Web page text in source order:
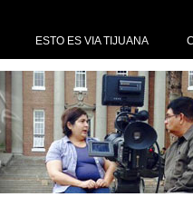
ESTO ES VIA TIJUANA